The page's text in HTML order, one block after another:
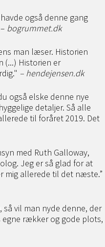
også denne gang
bogrummet.dk
man læser. Historien
(...) Historien er
– hendejensen.dk
også elske denne nye
detaljer. Så alle
til foråret 2019. Det
med Ruth Galloway,
Jeg er så glad for at
mig allerede til det næste.”
vil man nyde denne, der
rækker og gode plots,